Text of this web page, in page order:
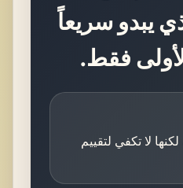
يبدو سريعاً
فقط.
لا تكفي لتقييم